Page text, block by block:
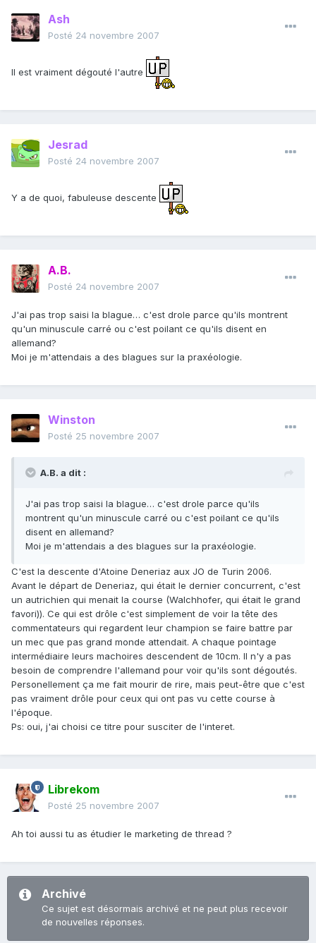
Ash
Posté 24 novembre 2007
Il est vraiment dégouté l'autre
Jesrad
Posté 24 novembre 2007
Y a de quoi, fabuleuse descente
A.B.
Posté 24 novembre 2007
J'ai pas trop saisi la blague… c'est drole parce qu'ils montrent
qu'un minuscule carré ou c'est poilant ce qu'ils disent en
allemand?
Moi je m'attendais a des blagues sur la praxéologie.
Winston
Posté 25 novembre 2007
A.B. a dit :
J'ai pas trop saisi la blague… c'est drole parce qu'ils
montrent qu'un minuscule carré ou c'est poilant ce qu'ils
disent en allemand?
Moi je m'attendais a des blagues sur la praxéologie.
C'est la descente d'Atoine Deneriaz aux JO de Turin 2006.
Avant le départ de Deneriaz, qui était le dernier concurrent, c'est
un autrichien qui menait la course (Walchhofer, qui était le grand
favori)). Ce qui est drôle c'est simplement de voir la tête des
commentateurs qui regardent leur champion se faire battre par
un mec que pas grand monde attendait. A chaque pointage
intermédiaire leurs machoires descendent de 10cm. Il n'y a pas
besoin de comprendre l'allemand pour voir qu'ils sont dégoutés.
Personellement ça me fait mourir de rire, mais peut-être que c'est
pas vraiment drôle pour ceux qui ont pas vu cette course à
l'époque.
Ps: oui, j'ai choisi ce titre pour susciter de l'interet.
Librekom
Posté 25 novembre 2007
Ah toi aussi tu as étudier le marketing de thread ?
Archivé
Ce sujet est désormais archivé et ne peut plus recevoir
de nouvelles réponses.